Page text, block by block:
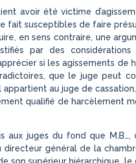
avoir été victime
susceptibles de faire
en sens contraire, une
par des
si les agissements de
que le juge peut
au juge de cassation,
qualifié de harcèlement
aux juges du fond que
général de la
son supérieur hiérarchique, le